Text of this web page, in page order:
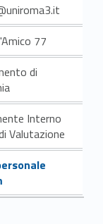
77
di
Interno
Valutazione